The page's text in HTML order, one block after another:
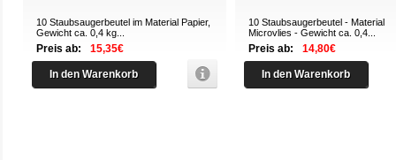
10 Staubsaugerbeutel im Material Papier,
Gewicht ca. 0,4 kg...
Preis ab: 15,35€
In den Warenkorb
10 Staubsaugerbeutel - Material
Microvlies - Gewicht ca. 0,4...
Preis ab: 14,80€
In den Warenkorb